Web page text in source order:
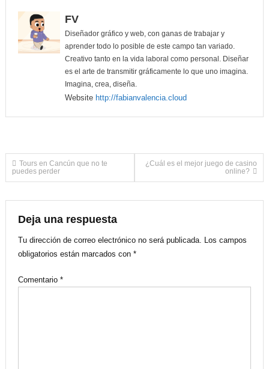
FV
Diseñador gráfico y web, con ganas de trabajar y
aprender todo lo posible de este campo tan variado.
Creativo tanto en la vida laboral como personal. Diseñar
es el arte de transmitir gráficamente lo que uno imagina.
Imagina, crea, diseña.
Website http://fabianvalencia.cloud
Navegación
entradas
Tours en Cancún que no te
puedes perder
¿Cuál es el mejor juego de casino
online?
Deja una respuesta
Tu dirección de correo electrónico no será publicada. Los campos
obligatorios están marcados con *
Comentario *